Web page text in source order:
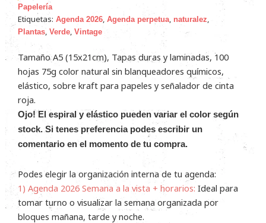
Papelería
Etiquetas: Agenda 2026, Agenda perpetua, naturalez,
Plantas, Verde, Vintage
Tamaño A5 (15x21cm), Tapas duras y laminadas, 100
hojas 75g color natural sin blanqueadores químicos,
elástico, sobre kraft para papeles y señalador de cinta
roja.
Ojo! El espiral y elástico pueden variar el color según
stock. Si tenes preferencia podes escribir un
comentario en el momento de tu compra.
Podes elegir la organización interna de tu agenda:
1) Agenda 2026 Semana a la vista + horarios: Ideal para
tomar turno o visualizar la semana organizada por
bloques mañana, tarde y noche.